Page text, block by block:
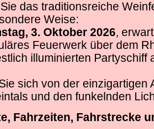
das traditionsreiche
Weise:
3. Oktober 2026,
Feuerwerk über dem
illuminierten Partyschiff
sich von der einzigartigen
und den funkelnden
Fahrzeiten, Fahrstrecke